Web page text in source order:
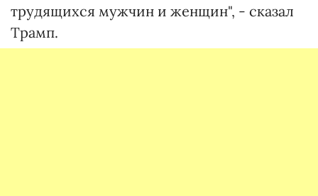
трудящихся мужчин и женщин", - сказал
Трамп.